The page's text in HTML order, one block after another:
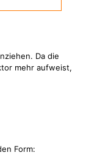
Da die
mehr aufweist,
Form: